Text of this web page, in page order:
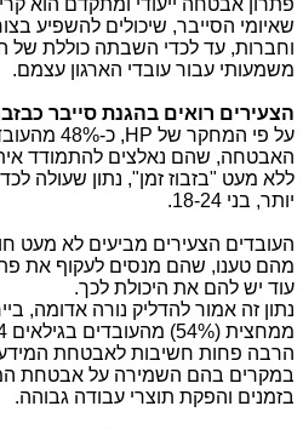
פתרון אבטחה ייעודי ומתקדם הוא
שאיומי הסייבר, שיכולים להשפיע
וחברות, עד לכדי השבתה כוללת של
משמעותי עבור עובדי הארגון עצמם.
הצעירים רואים בהגנת סייבר
על פי המחקר של HP
, כ-48%
האבטחה, שהם נאלצים להתמודד
יותר, בני 18-24.
העובדים הצעירים מביעים לא מעט
מהם טענו, שהם מנסים לעקוף את
עוד יש להם את היכולת לכך.
נתון זה אמור להדליק נורה אדומה,
הרבה פחות חשיבות לאבטחת
במקרים בהם השמירה על אבטחת
בזמנים והפקת תוצרי עבודה גבוהה.